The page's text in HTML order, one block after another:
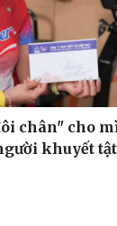
chân" cho
khuyết tật